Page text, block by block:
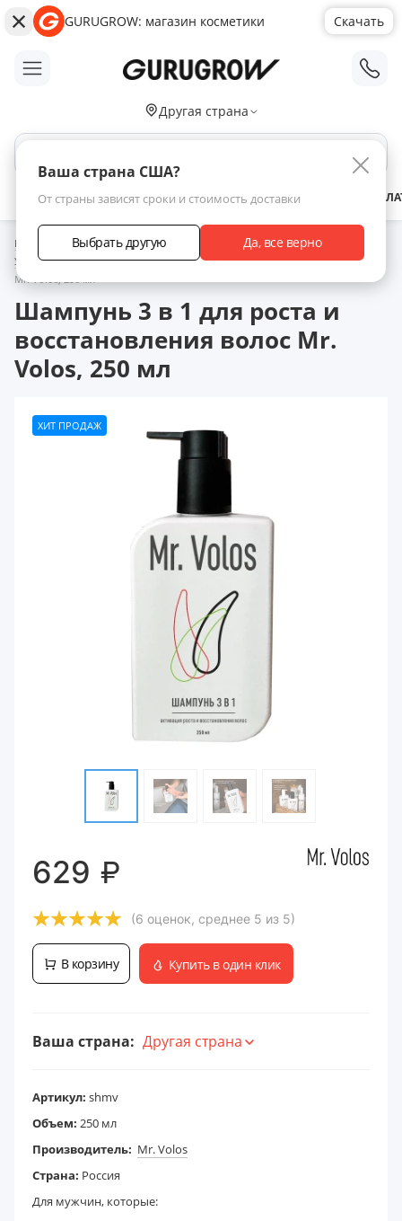
GURUGROW: магазин косметики Скачать
Другая страна
Ваша страна США?
От страны зависят сроки и стоимость доставки
Выбрать другую Да, все верно
АКЦИИ НОВИНКИБРЕНДЫЗАРАБОТАТЬ С НАМИ
Главная Каталог товаров
Mr. Volos – для быстрого роста волос
Уход за лицом и телом
Шампунь 3 в 1 для роста и восстановления волос
Mr. Volos, 250 мл
Шампунь 3 в 1 для роста и
восстановления волос Mr.
Volos, 250 мл
ХИТ ПРОДАЖ
629 ₽
(6 оценок, среднее 5 из 5)
В корзину Купить в один клик
Ваша страна: Другая страна
Артикул: shmv
Объем: 250 мл
Производитель: Mr. Volos
Страна: Россия
Для мужчин, которые: